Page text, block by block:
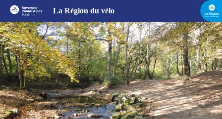
La Région du vélo
Chemin - Destination Monts du Lyonnais